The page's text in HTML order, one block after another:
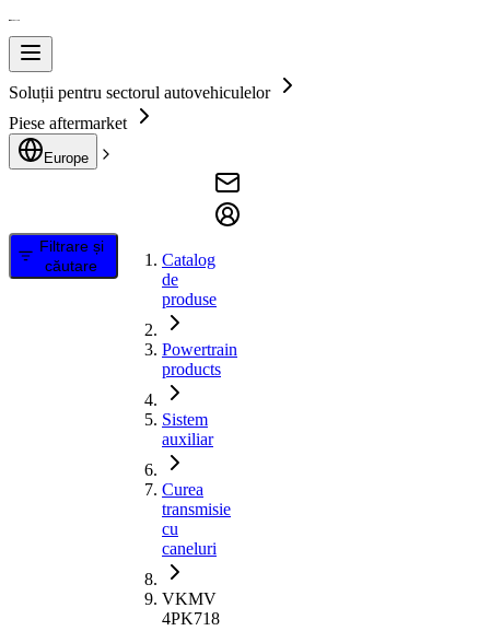
Soluții pentru sectorul autovehiculelor
Piese aftermarket
Europe
Filtrare și
căutare
Catalog
de
produse
Powertrain
products
Sistem
auxiliar
Curea
transmisie
cu
caneluri
VKMV
4PK718